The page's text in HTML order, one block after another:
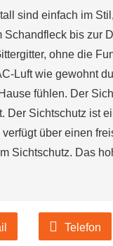
sind einfach im
Schandfleck bis zur
ohne die
Luft wie gewohnt
fühlen. Der
Der Sichtschutz ist
über einen
Sichtschutz. Das
Telefon